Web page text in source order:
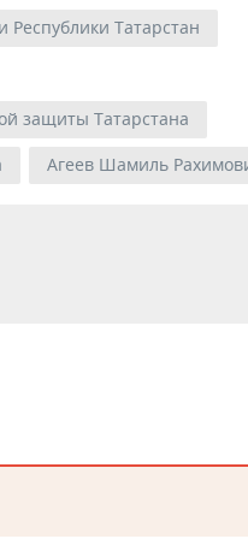
Татарстан
защиты Татарстана
Агеев Шамиль